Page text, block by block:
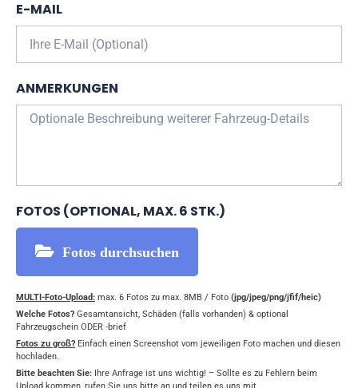
E-MAIL
ANMERKUNGEN
FOTOS (OPTIONAL, MAX. 6 STK.)
Fotos durchsuchen
MULTI-Foto-Upload: max. 6 Fotos zu max. 8MB / Foto (jpg/jpeg/png/jfif/heic)
Welche Fotos? Gesamtansicht, Schäden (falls vorhanden) & optional
Fahrzeugschein ODER -brief
Fotos zu groß? Einfach einen Screenshot vom jeweiligen Foto machen und diesen
hochladen.
Bitte beachten Sie: Ihre Anfrage ist uns wichtig! – Sollte es zu Fehlern beim